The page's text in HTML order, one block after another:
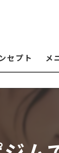
セプト メ